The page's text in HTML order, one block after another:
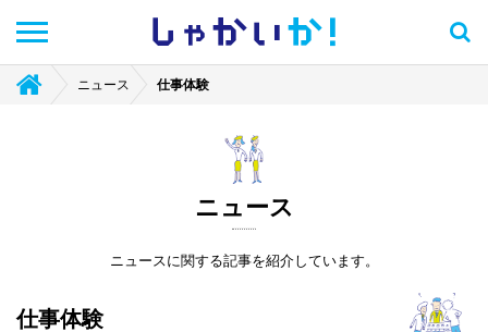
しゃかい か！
ニュース 仕事体験
ニュース
ニュースに関する記事を紹介しています。
仕事体験